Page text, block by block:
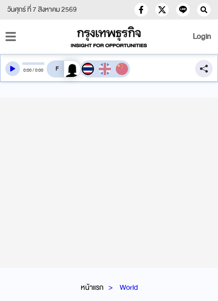
วันศุกร์ ที่ 7 สิงหาคม 2569
Login
หน้าแรก World
0:00/0:00 สลับเสียงอ่าน